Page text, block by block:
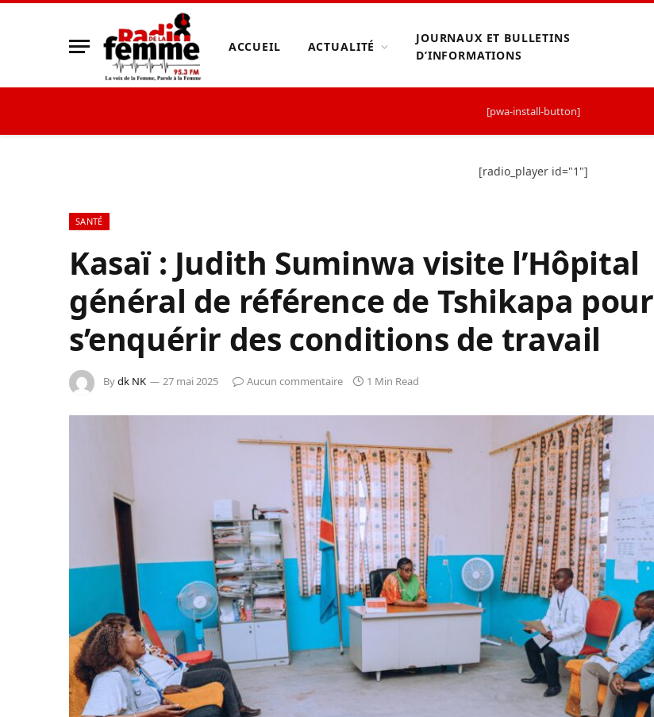
ACCUEIL ACTUALITÉ
JOURNAUX ET BULLETINS
D’INFORMATIONS
[pwa-install-button]
[radio_player id="1"]
SANTÉ
Kasaï : Judith Suminwa visite l’Hôpital
général de référence de Tshikapa pour
s’enquérir des conditions de travail
Bydk NK 27 mai 2025 Aucun commentaire 1 Min Read